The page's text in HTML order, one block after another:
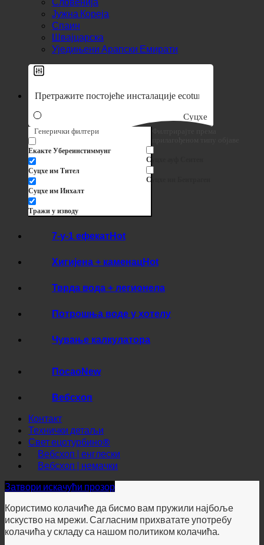
Словенија
Јужна Кореја
Спаин
Швајцарска
Уједињени Арапски Емирати
Суцхе
Генерички филтери
Екакте Убереинстиммунг
Суцхе им Тител
Суцхе им Инхалт
Тражи у изводу
прилагођеном типу објаве
Суцхе ауф Сеитен
7-у-1 ефекат
Хигијена + каменац
Тврда вода + легионела
Потрошња воде у хотелу
Чување калкулатора
Посао
Вебсхоп
Контакт
Технички детаљи
Свет ецотурбино®
Вебсхоп | енглески
Вебсхоп | немачки
Затвори искачући прозор
Користимо колачиће да бисмо вам пружили најбоље
искуство на мрежи. Сагласним прихватате употребу
колачића у складу са нашом политиком колачића.